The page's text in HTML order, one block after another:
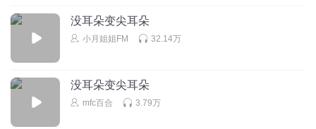
没耳朵变尖耳朵
小月姐姐FM 32.14万
没耳朵变尖耳朵
mfc百合 3.79万